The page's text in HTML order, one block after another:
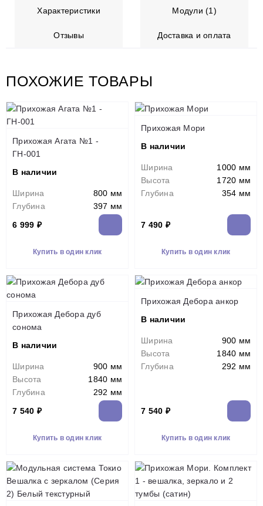
Характеристики Модули (1)
Отзывы Доставка и оплата
ПОХОЖИЕ ТОВАРЫ
Прихожая Агата №1 -
ГН-001
В наличии
Ширина
800 мм
Глубина
397 мм
6 999 ₽
Купить в один клик
Прихожая Мори
В наличии
Ширина
1000 мм
Высота
1720 мм
Глубина
354 мм
7 490 ₽
Купить в один клик
Прихожая Дебора дуб
сонома
В наличии
Ширина
900 мм
Высота
1840 мм
Глубина
292 мм
7 540 ₽
Купить в один клик
Прихожая Дебора анкор
В наличии
Ширина
900 мм
Высота
1840 мм
Глубина
292 мм
7 540 ₽
Купить в один клик